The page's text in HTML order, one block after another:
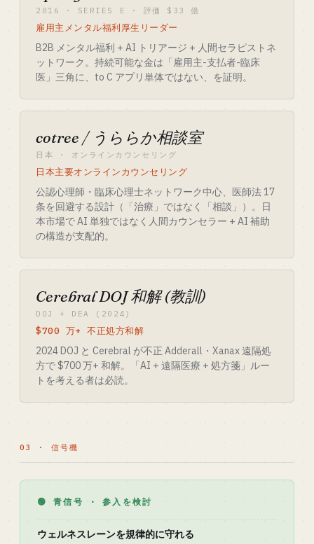
2016 · SERIES E · 評価 $33 億
雇用主メンタル福利厚生リーダー
B2B メンタル福利 + AI トリアージ + 人間セラピストネ
ットワーク。持続可能な金は「雇用主-支払者-臨床
医」三角に、to C アプリ単体ではない、を証明。
cotree / うららか相談室
日本 · オンラインカウンセリング
日本主要オンラインカウンセリング
公認心理師・臨床心理士ネットワーク中心、医師法 17
条を回避する設計（「治療」ではなく「相談」）。日
本市場で AI 単独ではなく人間カウンセラー + AI 補助
の構造が支配的。
Cerebral DOJ 和解 (教訓)
DOJ + DEA (2024)
$700 万+ 不正処方和解
2024 DOJ と Cerebral が不正 Adderall・Xanax 遠隔処
方で $700 万+ 和解。「AI + 遠隔医療 + 処方箋」ルー
トを考える者は必読。
03 · 信号機
🟢 青信号 · 参入を検討
ウェルネスレーンを規律的に守れる